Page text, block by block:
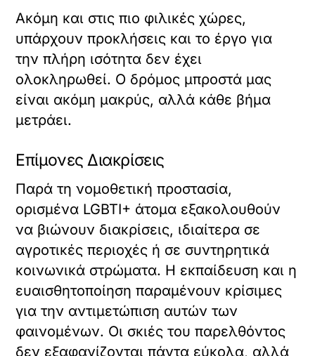
Ακόμη και στις πιο φιλικές χώρες,
υπάρχουν προκλήσεις και το έργο για
την πλήρη ισότητα δεν έχει
ολοκληρωθεί. Ο δρόμος μπροστά μας
είναι ακόμη μακρύς, αλλά κάθε βήμα
μετράει.
Επίμονες Διακρίσεις
Παρά τη νομοθετική προστασία,
ορισμένα LGBTI+ άτομα εξακολουθούν
να βιώνουν διακρίσεις, ιδιαίτερα σε
αγροτικές περιοχές ή σε συντηρητικά
κοινωνικά στρώματα. Η εκπαίδευση και η
ευαισθητοποίηση παραμένουν κρίσιμες
για την αντιμετώπιση αυτών των
φαινομένων. Οι σκιές του παρελθόντος
δεν εξαφανίζονται πάντα εύκολα, αλλά